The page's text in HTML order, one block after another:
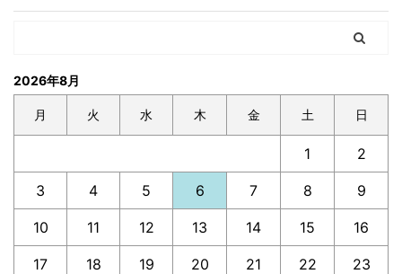
2026年8月
月 火 水 木 金 土 日
1 2
3 4 5 6 7 8 9
10 11 12 13 14 15 16
17 18 19 20 21 22 23